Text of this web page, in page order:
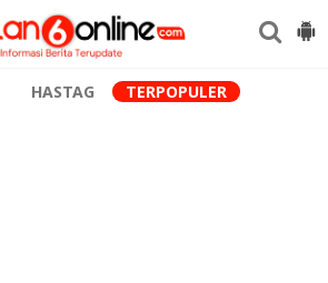
HASTAG TERPOPULER